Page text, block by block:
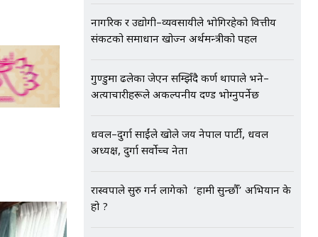
नागरिक र उद्योगी–व्यवसायीले भोगिरहेको वित्तीय
संकटको समाधान खोज्न अर्थमन्त्रीको पहल
गुण्डुमा ढलेका जेएन सम्झिँदै कर्ण थापाले भने–
अत्याचारीहरूले अकल्पनीय दण्ड भोग्नुपर्नेछ
धवल–दुर्गा प्रसाईंले खोले जय नेपाल पार्टी, धवल
अध्यक्ष, दुर्गा सर्वोच्च नेता
रास्वपाले सुरु गर्न लागेको ‘हामी सुन्छौँ’ अभियान के
हो ?